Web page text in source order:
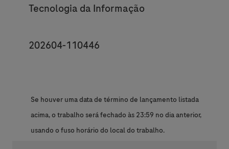
Category
Tecnologia da Informação
JobId
202604-110446
Se houver uma data de término de lançamento listada
acima, o trabalho será fechado às 23:59 no dia anterior,
usando o fuso horário do local do trabalho.